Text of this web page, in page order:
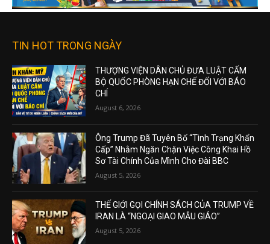
TIN HOT TRONG NGÀY
THƯỢNG VIỆN DÂN CHỦ ĐƯA LUẬT CẤM
BỘ QUỐC PHÒNG HẠN CHẾ ĐỐI VỚI BÁO
CHÍ
August 6, 2026
Ông Trump Đã Tuyên Bố “Tình Trạng Khẩn
Cấp” Nhằm Ngăn Chặn Việc Công Khai Hồ
Sơ Tài Chính Của Mình Cho Đài BBC
August 5, 2026
THẾ GIỚI GỌI CHÍNH SÁCH CỦA TRUMP VỀ
IRAN LÀ “NGOẠI GIAO MẪU GIÁO”
August 5, 2026